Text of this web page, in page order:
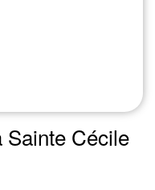
Sainte Cécile